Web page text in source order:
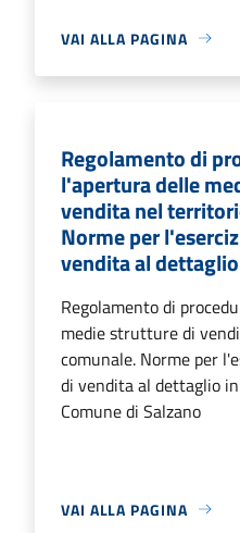
VAI ALLA PAGINA
Regolamento di
l'apertura delle
vendita nel
Norme per
vendita al
Regolamento di
medie strutture di
comunale. Norme per
di vendita al dettaglio
Comune di Salzano
VAI ALLA PAGINA